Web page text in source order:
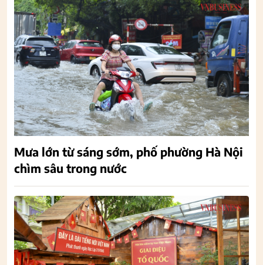
Mưa lớn từ sáng sớm, phố phường Hà Nội
chìm sâu trong nước